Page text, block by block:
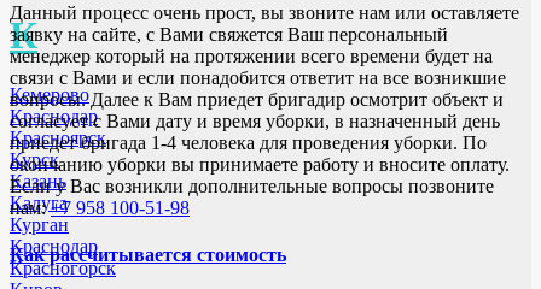
К
Кемерово
Краснодар
Красноярск
Курск
Казань
Калуга
Курган
Краснодар
Красногорск
Данный процесс очень прост, вы звоните нам или оставляете
заявку на сайте, с Вами свяжется Ваш персональный
менеджер который на протяжении всего времени будет на
связи с Вами и если понадобится ответит на все возникшие
вопросы. Далее к Вам приедет бригадир осмотрит объект и
согласует с Вами дату и время уборки, в назначенный день
приедет бригада 1-4 человека для проведения уборки. По
окончанию уборки вы принимаете работу и вносите оплату.
Если у Вас возникли дополнительные вопросы позвоните
нам:+7 958 100-51-98
Как рассчитывается стоимость